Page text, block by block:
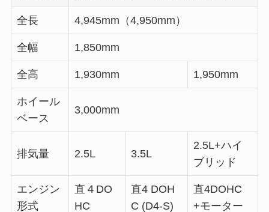
全長 4,945mm（4,950mm）
全幅 1,850mm
全高 1,930mm 1,950mm
ホイール
ベース
3,000mm
排気量 2.5L 3.5L
2.5L+ハイ
ブリッド
エンジン
形式
直４DO
HC
直4 DOH
C (D4-S)
直4DOHC
+モーター